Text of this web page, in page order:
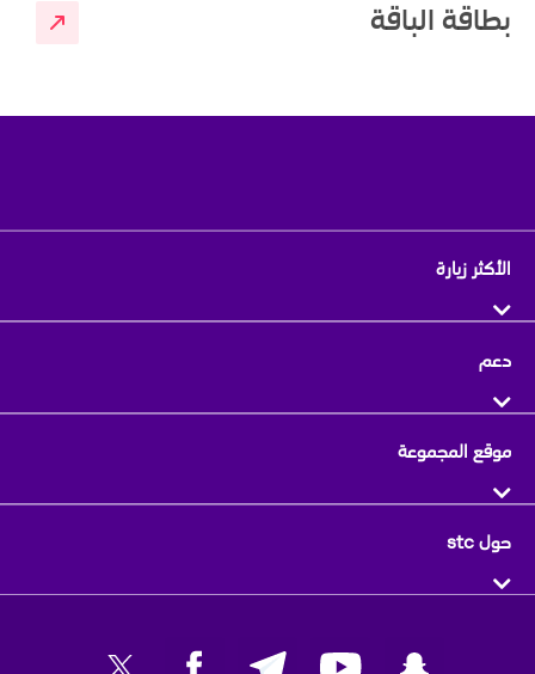
بطاقة الباقة
الأكثر زيارة
دعم
موقع المجموعة
حول stc